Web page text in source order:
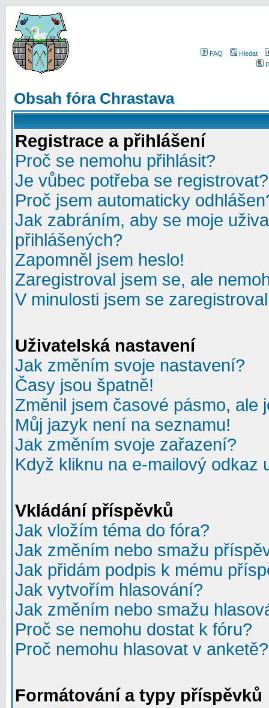
FAQ
Hledat
Obsah fóra Chrastava
Registrace a přihlášení
Proč se nemohu přihlásit?
Je vůbec potřeba se registrovat?
Proč jsem automaticky
Jak zabráním, aby se moje
přihlášených?
Zapomněl jsem heslo!
Zaregistroval jsem se, ale
V minulosti jsem se
Uživatelská nastavení
Jak změním svoje nastavení?
Časy jsou špatně!
Změnil jsem časové pásmo, ale
Můj jazyk není na seznamu!
Jak změním svoje zařazení?
Když kliknu na e-mailový odkaz
Vkládání příspěvků
Jak vložím téma do fóra?
Jak změním nebo smažu
Jak přidám podpis k mému
Jak vytvořím hlasování?
Jak změním nebo smažu
Proč se nemohu dostat k fóru?
Proč nemohu hlasovat v anketě?
Formátování a typy příspěvků